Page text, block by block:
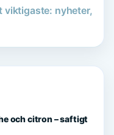
viktigaste: nyheter,
och citron – saftigt